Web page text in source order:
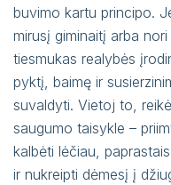
buvimo kartu principo.
mirusį giminaitį arba
tiesmukas realybės
pyktį, baimę ir
suvaldyti. Vietoj to,
saugumo taisykle –
kalbėti lėčiau,
ir nukreipti dėmesį į